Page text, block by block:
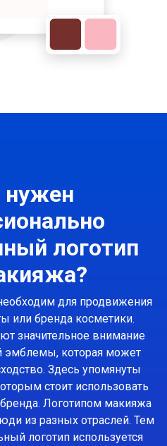
нужен
логотип
для продвижения
или бренда косметики.
значительное внимание
эмблемы, которая может
Здесь упомянуты
стоит использовать
Логотипом макияжа
из разных отраслей. Тем
логотип используется